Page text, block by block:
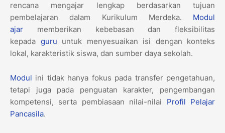
rencana mengajar lengkap berdasarkan tujuan
pembelajaran dalam Kurikulum Merdeka. Modul
ajar memberikan kebebasan dan fleksibilitas
kepada guru untuk menyesuaikan isi dengan konteks
lokal, karakteristik siswa, dan sumber daya sekolah.
Modul ini tidak hanya fokus pada transfer pengetahuan,
tetapi juga pada penguatan karakter, pengembangan
kompetensi, serta pembiasaan nilai-nilai Profil Pelajar
Pancasila.